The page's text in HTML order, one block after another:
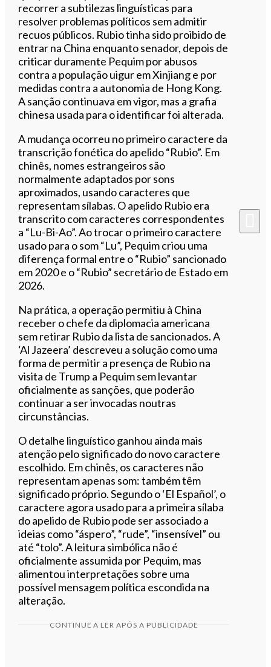
recorrer a subtilezas linguísticas para
resolver problemas políticos sem admitir
recuos públicos. Rubio tinha sido proibido de
entrar na China enquanto senador, depois de
criticar duramente Pequim por abusos
contra a população uigur em Xinjiang e por
medidas contra a autonomia de Hong Kong.
A sanção continuava em vigor, mas a grafia
chinesa usada para o identificar foi alterada.
A mudança ocorreu no primeiro caractere da
transcrição fonética do apelido “Rubio”. Em
chinês, nomes estrangeiros são
normalmente adaptados por sons
aproximados, usando caracteres que
representam sílabas. O apelido Rubio era
transcrito com caracteres correspondentes
a “Lu-Bi-Ao”. Ao trocar o primeiro caractere
usado para o som “Lu”, Pequim criou uma
diferença formal entre o “Rubio” sancionado
em 2020 e o “Rubio” secretário de Estado em
2026.
Na prática, a operação permitiu à China
receber o chefe da diplomacia americana
sem retirar Rubio da lista de sancionados. A
‘Al Jazeera’ descreveu a solução como uma
forma de permitir a presença de Rubio na
visita de Trump a Pequim sem levantar
oficialmente as sanções, que poderão
continuar a ser invocadas noutras
circunstâncias.
O detalhe linguístico ganhou ainda mais
atenção pelo significado do novo caractere
escolhido. Em chinês, os caracteres não
representam apenas som: também têm
significado próprio. Segundo o ‘El Español’, o
caractere agora usado para a primeira sílaba
do apelido de Rubio pode ser associado a
ideias como “áspero”, “rude”, “insensível” ou
até “tolo”. A leitura simbólica não é
oficialmente assumida por Pequim, mas
alimentou interpretações sobre uma
possível mensagem política escondida na
alteração.
CONTINUE A LER APÓS A PUBLICIDADE